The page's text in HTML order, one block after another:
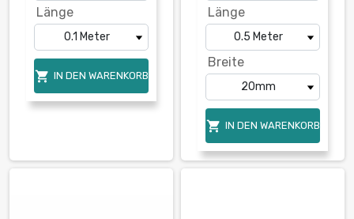
Länge
 IN DEN WARENKORB
Länge
Breite
 IN DEN WARENKORB